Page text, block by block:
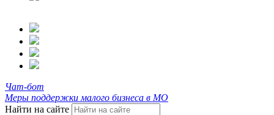
Чат-бот
Меры поддержки малого бизнеса в МО
Найти на сайте